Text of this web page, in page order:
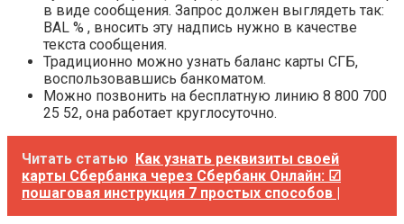
в виде сообщения. Запрос должен выглядеть так:
BAL % , вносить эту надпись нужно в качестве
текста сообщения.
Традиционно можно узнать баланс карты СГБ,
воспользовавшись банкоматом.
Можно позвонить на бесплатную линию 8 800 700
25 52, она работает круглосуточно.
Читать статью Как узнать реквизиты своей
карты Сбербанка через Сбербанк Онлайн: ☑
пошаговая инструкция 7 простых способов |